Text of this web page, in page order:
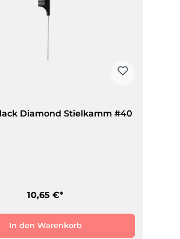
Diamond Stielkamm #40
10,65 €*
In den Warenkorb